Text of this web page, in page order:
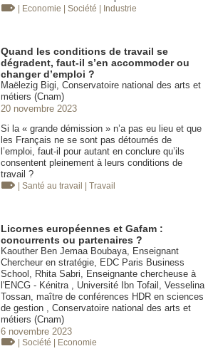
| Economie | Société | Industrie
Quand les conditions de travail se
dégradent, faut-il s’en accommoder ou
changer d’emploi ?
Maëlezig Bigi, Conservatoire national des arts et
métiers (Cnam)
20 novembre 2023
Si la « grande démission » n’a pas eu lieu et que
les Français ne se sont pas détournés de
l’emploi, faut-il pour autant en conclure qu’ils
consentent pleinement à leurs conditions de
travail ?
| Santé au travail | Travail
Licornes européennes et Gafam :
concurrents ou partenaires ?
Kaouther Ben Jemaa Boubaya, Enseignant
Chercheur en stratégie, EDC Paris Business
School, Rhita Sabri, Enseignante chercheuse à
l'ENCG - Kénitra , Université Ibn Tofail, Vesselina
Tossan, maître de conférences HDR en sciences
de gestion , Conservatoire national des arts et
métiers (Cnam)
6 novembre 2023
| Société | Economie